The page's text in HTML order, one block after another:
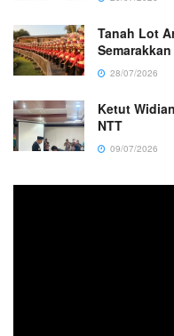
Tanah Lot
28/07/2026
Ketut
NTT
09/07/2026